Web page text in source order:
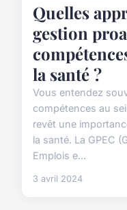
Quelles
gestion
la santé ?
Vous entendez
compétences au
revêt une
la santé. La GPEC
Emplois e...
3 avril 2024